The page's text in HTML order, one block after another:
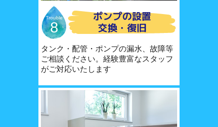
Trouble
8
ポンプの設置
交換・復旧
タンク・配管・ポンプの漏水、故障等
ご相談ください。経験豊富なスタッフ
がご対応いたします